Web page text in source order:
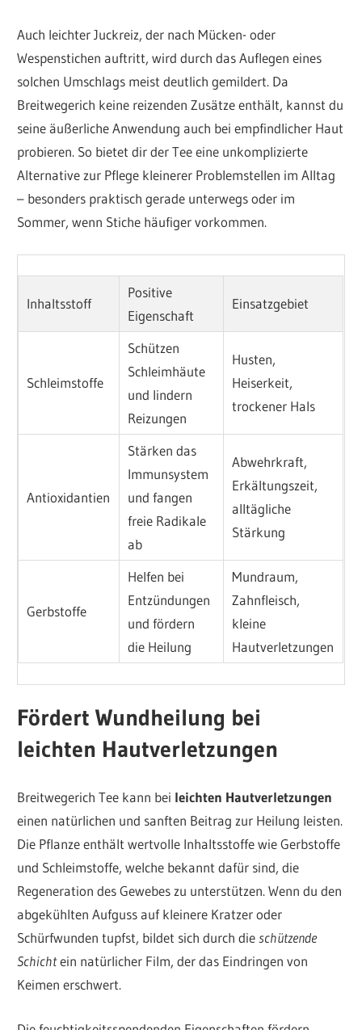
Auch leichter Juckreiz, der nach Mücken- oder
Wespenstichen auftritt, wird durch das Auflegen eines
solchen Umschlags meist deutlich gemildert. Da
Breitwegerich keine reizenden Zusätze enthält, kannst du
seine äußerliche Anwendung auch bei empfindlicher Haut
probieren. So bietet dir der Tee eine unkomplizierte
Alternative zur Pflege kleinerer Problemstellen im Alltag
– besonders praktisch gerade unterwegs oder im
Sommer, wenn Stiche häufiger vorkommen.
Inhaltsstoff
Positive
Eigenschaft
Einsatzgebiet
Schleimstoffe
Schützen
Schleimhäute
und lindern
Reizungen
Husten,
Heiserkeit,
trockener Hals
Antioxidantien
Stärken das
Immunsystem
und fangen
freie Radikale
ab
Abwehrkraft,
Erkältungszeit,
alltägliche
Stärkung
Gerbstoffe
Helfen bei
Entzündungen
und fördern
die Heilung
Mundraum,
Zahnfleisch,
kleine
Hautverletzungen
Fördert Wundheilung bei
leichten Hautverletzungen
Breitwegerich Tee kann bei leichten Hautverletzungen
einen natürlichen und sanften Beitrag zur Heilung leisten.
Die Pflanze enthält wertvolle Inhaltsstoffe wie Gerbstoffe
und Schleimstoffe, welche bekannt dafür sind, die
Regeneration des Gewebes zu unterstützen. Wenn du den
abgekühlten Aufguss auf kleinere Kratzer oder
Schürfwunden tupfst, bildet sich durch die schützende
Schichtein natürlicher Film, der das Eindringen von
Keimen erschwert.